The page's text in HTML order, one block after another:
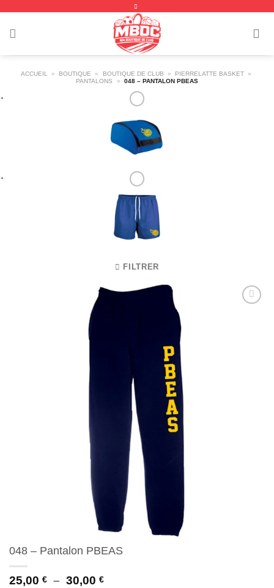
contenu
ACCUEIL » BOUTIQUE » BOUTIQUE DE CLUB » PIERRELATTE BASKET
»
PANTALONS
» 048 – PANTALON PBEAS
FILTRER
048 – Pantalon PBEAS
25,00 € – 30,00 €Plage